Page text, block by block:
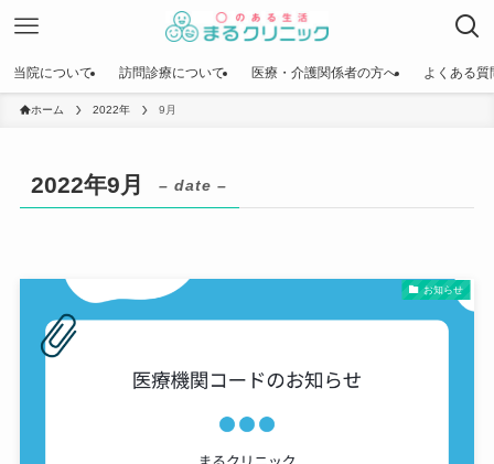
当院について 訪問診療について 医療・介護関係者の方へ よくある質
ホーム 2022年 9月
2022年9月 – date –
お知らせ